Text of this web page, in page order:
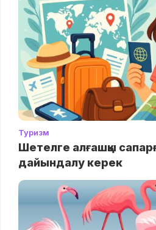
Туризм
Шетелге алғашқы
дайындалу керек